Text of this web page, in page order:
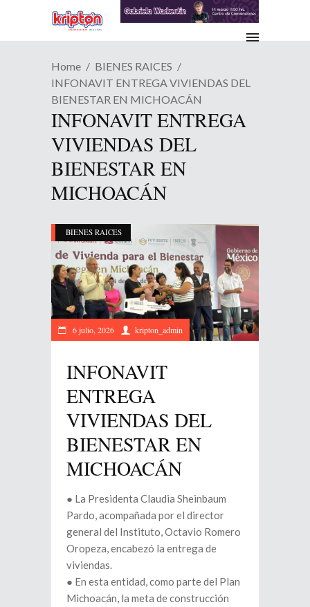
Home
BIENES RAICES
INFONAVIT ENTREGA VIVIENDAS DEL
BIENESTAR EN MICHOACÁN
INFONAVIT ENTREGA
VIVIENDAS DEL
BIENESTAR EN
MICHOACÁN
BIENES RAICES
6 julio, 2026 kripton_admin
INFONAVIT
ENTREGA
VIVIENDAS DEL
BIENESTAR EN
MICHOACÁN
● La Presidenta Claudia Sheinbaum
Pardo, acompañada por el director
general del Instituto, Octavio Romero
Oropeza, encabezó la entrega de
viviendas.
● En esta entidad, como parte del Plan
Michoacán, la meta de construcción